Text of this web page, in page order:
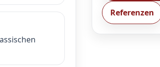
Referenzen